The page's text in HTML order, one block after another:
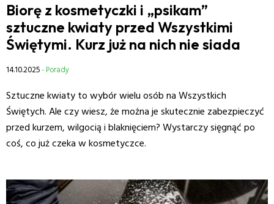
Biorę z kosmetyczki i „psikam”
sztuczne kwiaty przed Wszystkimi
Świętymi. Kurz już na nich nie siada
14.10.2025- Porady
Sztuczne kwiaty to wybór wielu osób na Wszystkich
Świętych. Ale czy wiesz, że można je skutecznie zabezpieczyć
przed kurzem, wilgocią i blaknięciem? Wystarczy sięgnąć po
coś, co już czeka w kosmetyczce.